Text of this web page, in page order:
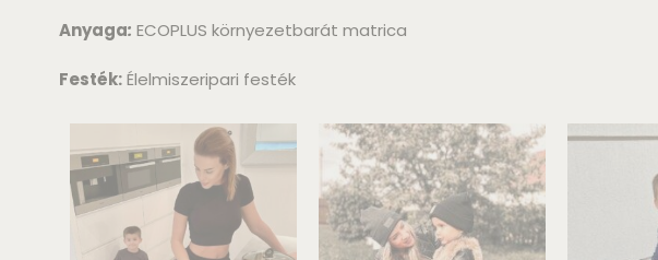
Anyaga: ECOPLUS környezetbarát matrica
Festék:Élelmiszeripari festék